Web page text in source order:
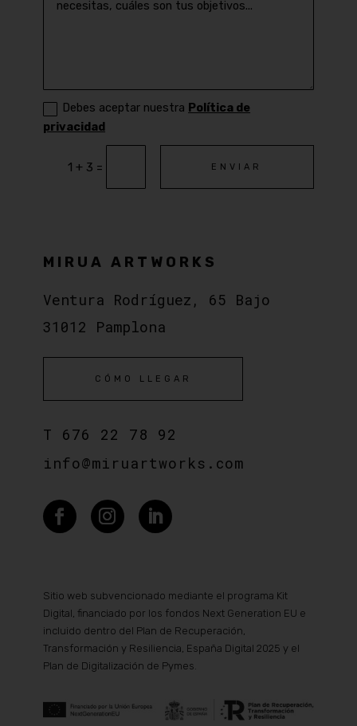
Debes aceptar nuestra Política de
privacidad
1 + 3 = ENVIAR
MIRUA ARTWORKS
Ventura Rodríguez, 65 Bajo
31012 Pamplona
CÓMO LLEGAR
T 676 22 78 92
info@miruartworks.com
Sitio web subvencionado mediante el programa Kit
Digital, financiado por los fondos Next Generation EU e
incluido dentro del Plan de Recuperación,
Transformación y Resiliencia, España Digital 2025 y el
Plan de Digitalización de Pymes.